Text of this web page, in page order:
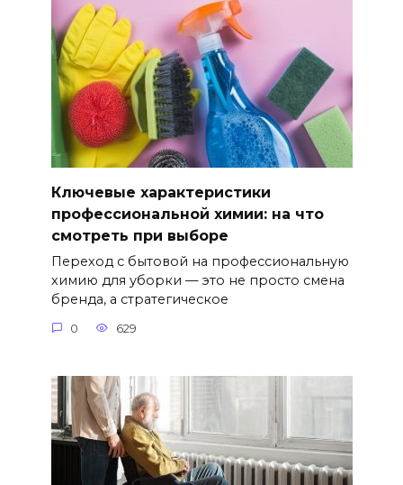
Ключевые характеристики
профессиональной химии: на что
смотреть при выборе
Переход с бытовой на профессиональную
химию для уборки — это не просто смена
бренда, а стратегическое
0 629